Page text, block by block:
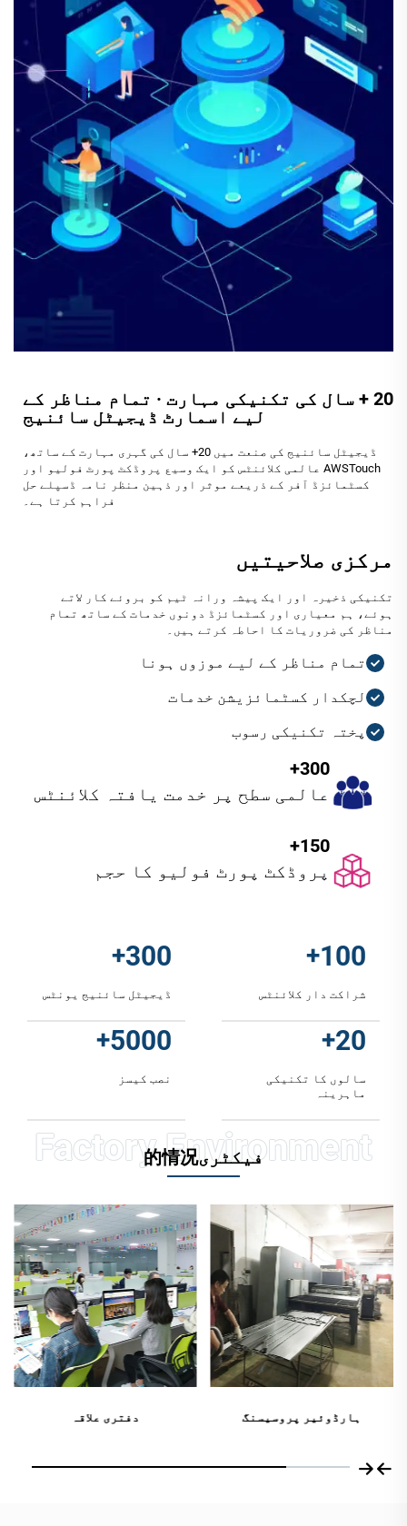
20 + سال کی تکنیکی مہارت · تمام مناظر کے
لیے اسمارٹ ڈیجیٹل سائنیج
ڈیجیٹل سائنیج کی صنعت میں 20+ سال کی گہری مہارت کے ساتھ،
AWSTouch عالمی کلائنٹس کو ایک وسیع پروڈکٹ پورٹ فولیو اور
کسٹمائزڈ آفر کے ذریعے موثر اور ذہین منظر نامہ ڈسپلے حل
فراہم کرتا ہے۔
مرکزی صلاحیتیں
تکنیکی ذخیرہ اور ایک پیشہ ورانہ ٹیم کو بروئے کار لاتے
ہوئے، ہم معیاری اور کسٹمائزڈ دونوں خدمات کے ساتھ تمام
مناظر کی ضروریات کا احاطہ کرتے ہیں۔
تمام مناظر کے لیے موزوں ہونا
لچکدار کسٹمائزیشن خدمات
پختہ تکنیکی رسوب
300+
عالمی سطح پر خدمت یافتہ کلائنٹس
150+
پروڈکٹ پورٹ فولیو کا حجم
100
+
شراکت دار کلائنٹس
300
+
ڈیجیٹل سائنیج یونٹس
20
+
سالوں کا تکنیکی
ماہرینہ
5000
+
نصب کیسز
فیکٹری的情况
دفتری علاقہ
دھول سے پاک ورکشاپ